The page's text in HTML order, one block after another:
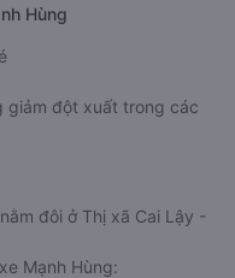
Hùng
giảm đột xuất trong các
đôi ở Thị xã Cai Lậy -
Mạnh Hùng: